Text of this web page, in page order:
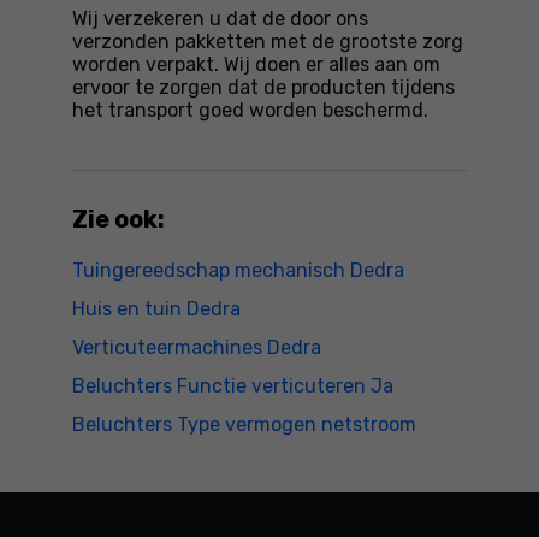
Wij verzekeren u dat de door ons
verzonden pakketten met de grootste zorg
worden verpakt. Wij doen er alles aan om
ervoor te zorgen dat de producten tijdens
het transport goed worden beschermd.
Zie ook:
Tuingereedschap mechanisch Dedra
Huis en tuin Dedra
Verticuteermachines Dedra
Beluchters Functie verticuteren Ja
Beluchters Type vermogen netstroom